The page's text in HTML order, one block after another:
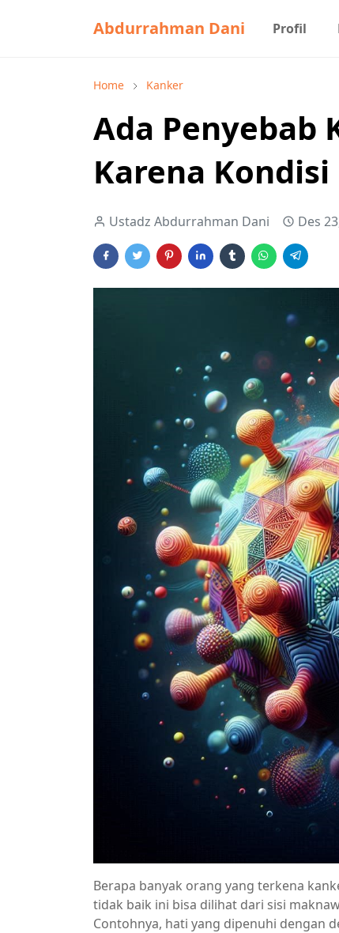
Abdurrahman Dani Profil
Home Kanker
Ada Penyebab
Karena
Ustadz Abdurrahman Dani Des
Berapa banyak orang yang terkena
tidak baik ini bisa dilihat dari sisi
Contohnya, hati yang dipenuhi dengan